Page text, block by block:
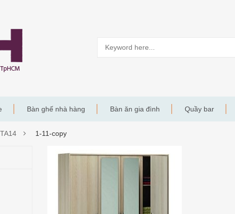
Bàn ghế nhà hàng Bàn ăn gia đình Quầy bar
TA14 1-11-copy